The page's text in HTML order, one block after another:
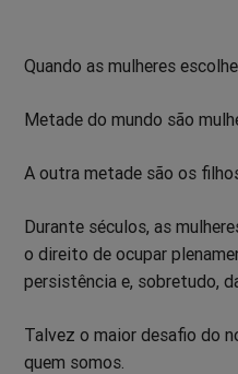
no
Facebook
no
Whatsapp
no
Twitter
Quando as mulheres
Metade do mundo são
A outra metade são os
Durante séculos, as
o direito de ocupar
persistência e, sobretudo,
Talvez o maior desafio do
quem somos.